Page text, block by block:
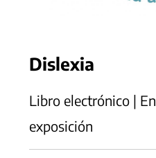
Dislexia
Libro electrónico |
exposición